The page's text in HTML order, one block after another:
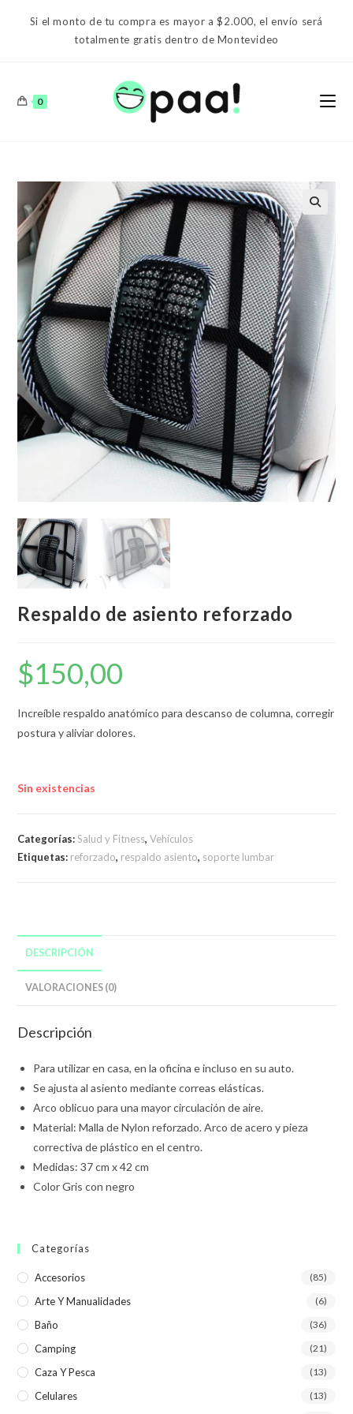
Si el monto de tu compra es mayor a $2.000, el envío será
totalmente gratis dentro de Montevideo
0
Respaldo de asiento reforzado
$150,00
Increíble respaldo anatómico para descanso de columna, corregir
postura y aliviar dolores.
Sin existencias
Categorías:Salud y Fitness,Vehículos
Etiquetas: reforzado, respaldo asiento, soporte lumbar
DESCRIPCIÓN
VALORACIONES (0)
Descripción
Para utilizar en casa, en la oficina e incluso en su auto.
Se ajusta al asiento mediante correas elásticas.
Arco oblicuo para una mayor circulación de aire.
Material: Malla de Nylon reforzado. Arco de acero y pieza
correctiva de plástico en el centro.
Medidas: 37 cm x 42 cm
Color Gris con negro
Categorías
Accesorios (85)
Arte Y Manualidades (6)
Baño (36)
Camping (21)
Caza Y Pesca (13)
Celulares (13)